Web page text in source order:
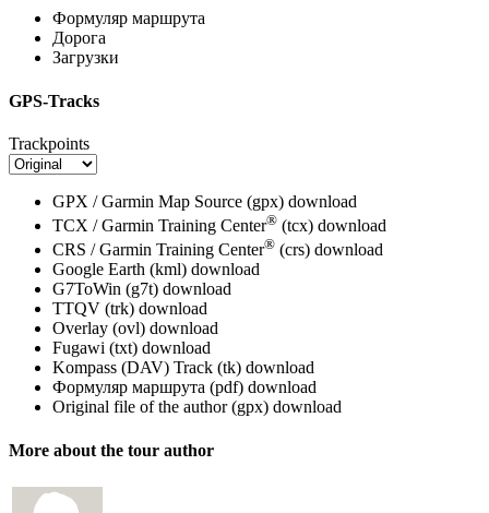
Формуляр маршрута
Дорога
Загрузки
GPS-Tracks
Trackpoints
GPX / Garmin Map Source (gpx) download
TCX / Garmin Training Center® (tcx) download
CRS / Garmin Training Center® (crs) download
Google Earth (kml) download
G7ToWin (g7t) download
TTQV (trk) download
Overlay (ovl) download
Fugawi (txt) download
Kompass (DAV) Track (tk) download
Формуляр маршрута (pdf) download
Original file of the author (gpx) download
More about the tour author